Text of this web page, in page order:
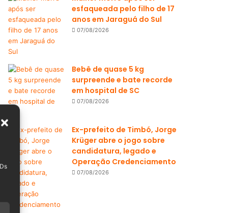
esfaqueada pelo filho de 17
anos em Jaraguá do Sul
07/08/2026
Bebê de quase 5 kg
surpreende e bate recorde
em hospital de SC
07/08/2026
Ex-prefeito de Timbó, Jorge
Krüger abre o jogo sobre
candidatura, legado e
Operação Credenciamento
07/08/2026